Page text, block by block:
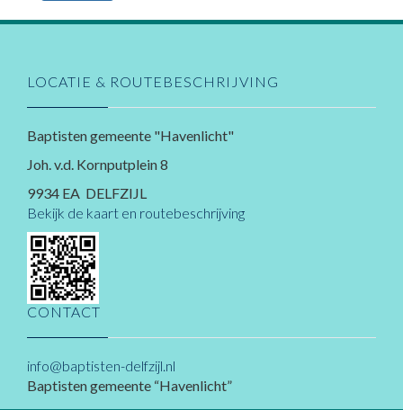
LOCATIE & ROUTEBESCHRIJVING
Baptisten gemeente "Havenlicht"
Joh. v.d. Kornputplein 8
9934 EA DELFZIJL
Bekijk de kaart en routebeschrijving
CONTACT
info@baptisten-delfzijl.nl
Baptisten gemeente “Havenlicht”